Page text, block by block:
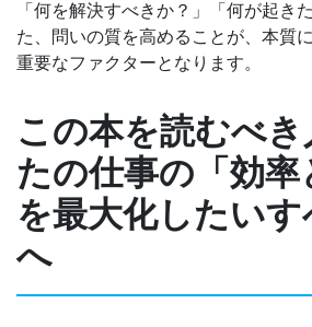
「何を解決すべきか？」「何が起き
た、問いの質を高めることが、本質
重要なファクターとなります。
この本を読むべ
たの仕事の「効率
を最大化したい
へ